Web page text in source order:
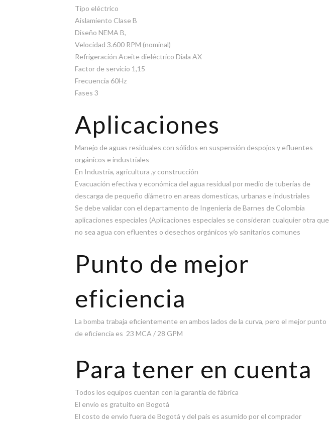
Tipo eléctrico
Aislamiento Clase B
Diseño NEMA B,
Velocidad 3.600 RPM (nominal)
Refrigeración Aceite dieléctrico Diala AX
Factor de servicio 1,15
Frecuencia 60Hz
Fases 3
Aplicaciones
Manejo de aguas residuales con sólidos en suspensión despojos y efluentes
orgánicos e industriales
En Industria, agricultura ,y construcción
Evacuación efectiva y económica del agua residual por medio de tuberías de
descarga de pequeño diámetro en areas domesticas, urbanas e industriales
Se debe validar con el departamento de Ingeniería de Barnes de Colombia
aplicaciones especiales (Aplicaciones especiales se consideran cualquier otra que
no sea agua con efluentes o desechos orgánicos y/o sanitarios comunes
Punto de mejor
eficiencia
La bomba trabaja eficientemente en ambos lados de la curva, pero el mejor punto
de eficiencia es 23 MCA / 28 GPM
Para tener en cuenta
Todos los equipos cuentan con la garantía de fábrica
El envío es gratuito en Bogotá
El costo de envío fuera de Bogotá y del país es asumido por el comprador